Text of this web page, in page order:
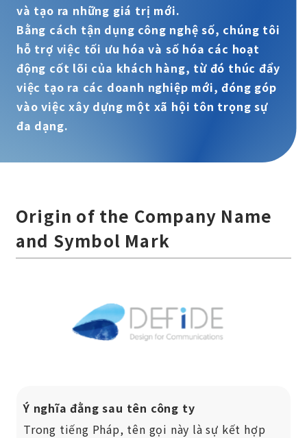
và tạo ra những giá trị mới.
Bằng cách tận dụng công nghệ số, chúng tôi
hỗ trợ việc tối ưu hóa và số hóa các hoạt
động cốt lõi của khách hàng, từ đó thúc đẩy
việc tạo ra các doanh nghiệp mới, đóng góp
vào việc xây dựng một xã hội tôn trọng sự
đa dạng.
Origin of the Company Name
and Symbol Mark
Ý nghĩa đằng sau tên công ty
Trong tiếng Pháp, tên gọi này là sự kết hợp